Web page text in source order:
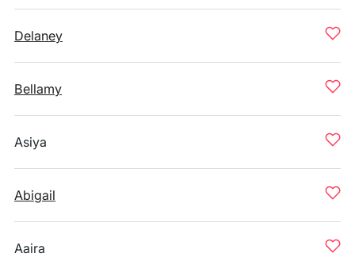
Delaney
Bellamy
Asiya
Abigail
Aaira